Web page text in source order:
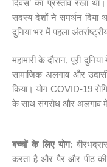
दिवस’ का प्रस्ताव रखा
सदस्य देशों ने समर्थन
दुनिया भर में पहला
महामारी के दौरान, पूरी
सामाजिक अलगाव और
किया। योग COVID-19
के साथ संगरोध और अलगाव
बच्चों के लिए योग:
करता है और पैर और पीठ की